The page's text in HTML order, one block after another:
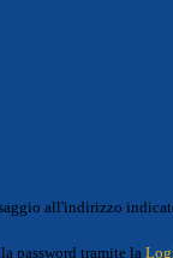
all'indirizzo
password tramite la